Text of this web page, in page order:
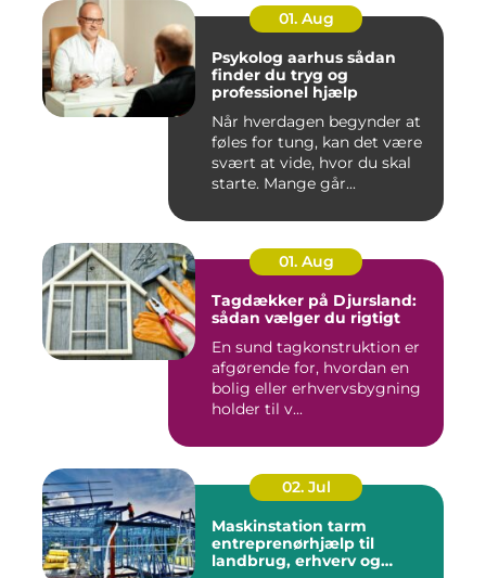
01. Aug
Psykolog aarhus sådan
finder du tryg og
professionel hjælp
Når hverdagen begynder at
føles for tung, kan det være
svært at vide, hvor du skal
starte. Mange går...
01. Aug
Tagdækker på Djursland:
sådan vælger du rigtigt
En sund tagkonstruktion er
afgørende for, hvordan en
bolig eller erhvervsbygning
holder til v...
02. Jul
Maskinstation tarm
entreprenørhjælp til
landbrug, erhverv og